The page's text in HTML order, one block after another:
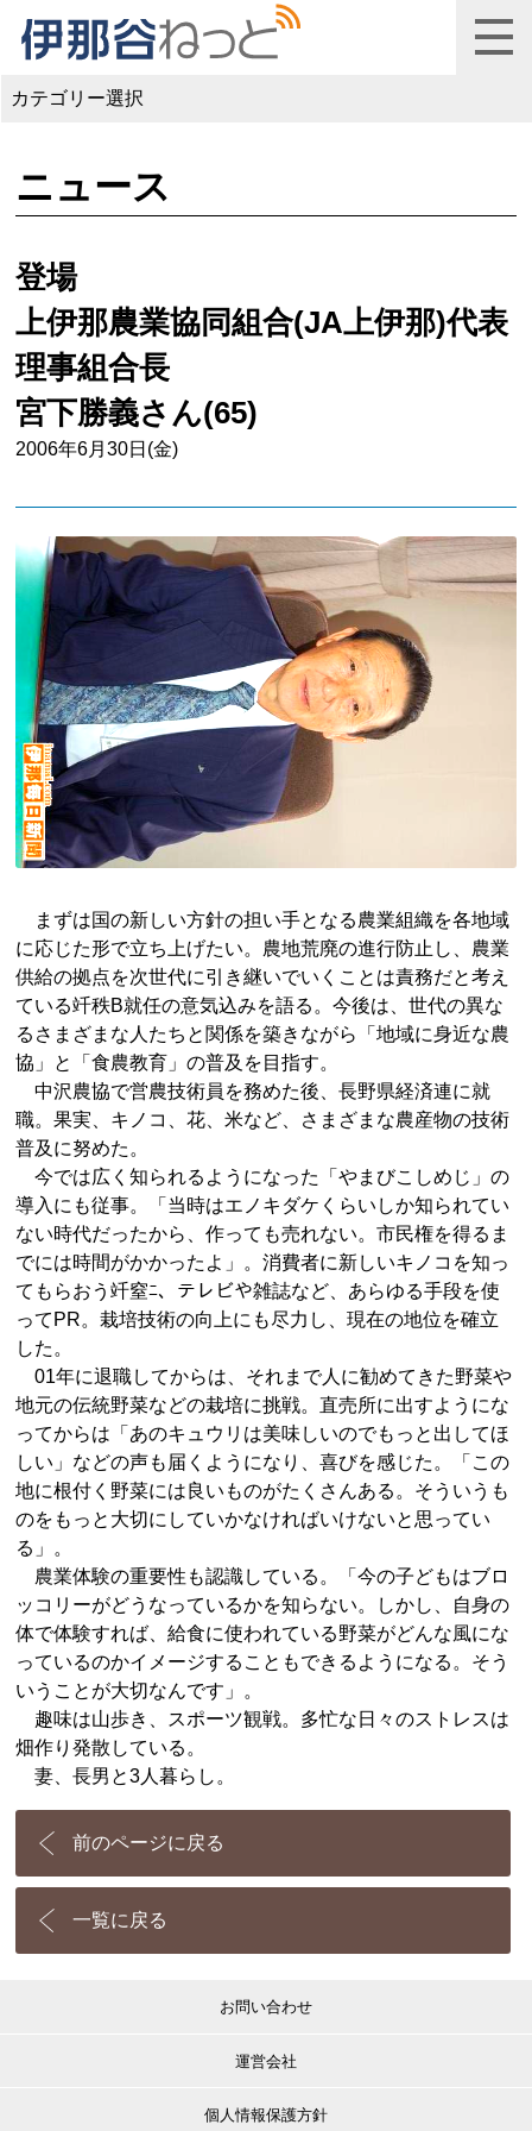
カテゴリー選択
ニュース
登場
上伊那農業協同組合(JA上伊那)代表
理事組合長
宮下勝義さん(65)
2006年6月30日(金)
まずは国の新しい方針の担い手となる農業組織を各地域
に応じた形で立ち上げたい。農地荒廃の進行防止し、農業
供給の拠点を次世代に引き継いでいくことは責務だと考え
ている竏秩B就任の意気込みを語る。今後は、世代の異な
るさまざまな人たちと関係を築きながら「地域に身近な農
協」と「食農教育」の普及を目指す。
中沢農協で営農技術員を務めた後、長野県経済連に就
職。果実、キノコ、花、米など、さまざまな農産物の技術
普及に努めた。
今では広く知られるようになった「やまびこしめじ」の
導入にも従事。「当時はエノキダケくらいしか知られてい
ない時代だったから、作っても売れない。市民権を得るま
でには時間がかかったよ」。消費者に新しいキノコを知っ
てもらおう竏窒ﾆ、テレビや雑誌など、あらゆる手段を使
ってPR。栽培技術の向上にも尽力し、現在の地位を確立
した。
01年に退職してからは、それまで人に勧めてきた野菜や
地元の伝統野菜などの栽培に挑戦。直売所に出すようにな
ってからは「あのキュウリは美味しいのでもっと出してほ
しい」などの声も届くようになり、喜びを感じた。「この
地に根付く野菜には良いものがたくさんある。そういうも
のをもっと大切にしていかなければいけないと思ってい
る」。
農業体験の重要性も認識している。「今の子どもはブロ
ッコリーがどうなっているかを知らない。しかし、自身の
体で体験すれば、給食に使われている野菜がどんな風にな
っているのかイメージすることもできるようになる。そう
いうことが大切なんです」。
趣味は山歩き、スポーツ観戦。多忙な日々のストレスは
畑作り発散している。
妻、長男と3人暮らし。
前のページに戻る
一覧に戻る
お問い合わせ
運営会社
個人情報保護方針